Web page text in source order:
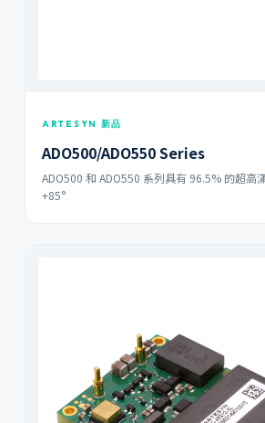
ARTESYN 新品
ADO500/ADO550 Series
ADO500 和 ADO550 系列具有 96.5% 的超高
+85°